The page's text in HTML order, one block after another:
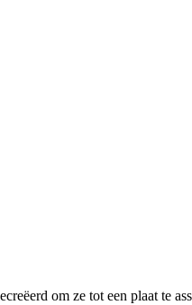
om ze tot een plaat te